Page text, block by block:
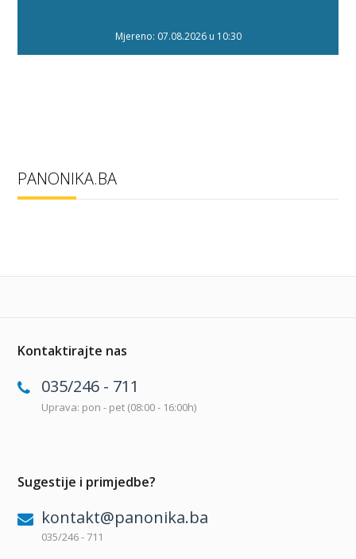
Mjereno: 07.08.2026 u 10:30
PANONIKA.BA
Kontaktirajte nas
035/246 - 711
Uprava: pon - pet (08:00 - 16:00h)
Sugestije i primjedbe?
kontakt@panonika.ba
035/246 - 711